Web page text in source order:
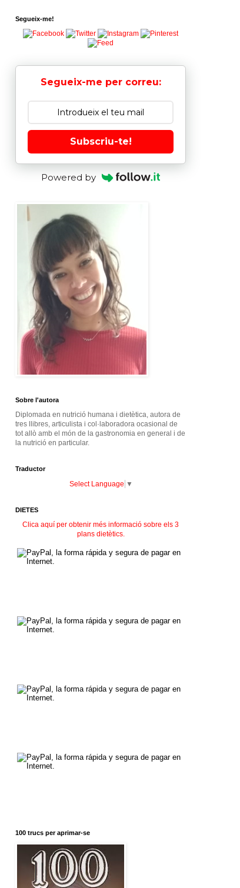
Segueix-me!
Segueix-me per correu:
Subscriu-te!
Powered by
Sobre l'autora
Diplomada en nutrició humana i dietètica, autora de
tres llibres, articulista i col·laboradora ocasional de
tot allò amb el món de la gastronomia en general i de
la nutrició en particular.
Traductor
Select Language ▼
DIETES
Clica aquí per obtenir més informació sobre els 3
plans dietètics.
100 trucs per aprimar-se